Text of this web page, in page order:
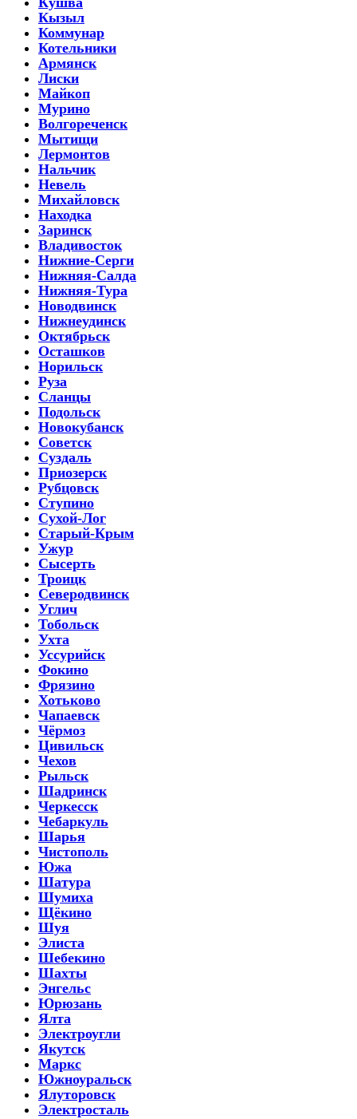
Кызыл
Коммунар
Котельники
Армянск
Лиски
Майкоп
Мурино
Волгореченск
Мытищи
Лермонтов
Нальчик
Невель
Михайловск
Находка
Заринск
Владивосток
Нижние-Серги
Нижняя-Салда
Нижняя-Тура
Новодвинск
Нижнеудинск
Октябрьск
Осташков
Норильск
Руза
Сланцы
Подольск
Новокубанск
Советск
Суздаль
Приозерск
Рубцовск
Ступино
Сухой-Лог
Старый-Крым
Ужур
Сысерть
Троицк
Северодвинск
Углич
Тобольск
Ухта
Уссурийск
Фокино
Фрязино
Хотьково
Чапаевск
Чёрмоз
Цивильск
Чехов
Рыльск
Шадринск
Черкесск
Чебаркуль
Шарья
Чистополь
Южа
Шатура
Шумиха
Щёкино
Шуя
Элиста
Шебекино
Шахты
Энгельс
Юрюзань
Ялта
Электроугли
Якутск
Маркс
Южноуральск
Ялуторовск
Электросталь